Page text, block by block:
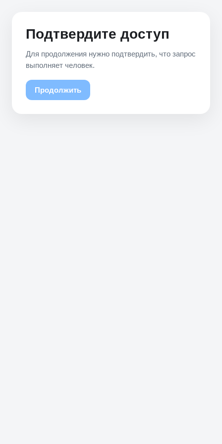
Подтвердите доступ
Для продолжения нужно подтвердить, что запрос
выполняет человек.
Продолжить